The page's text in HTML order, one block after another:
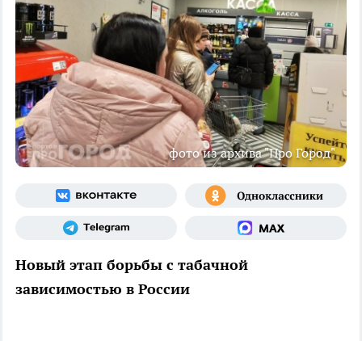
фото из архива "Про Город"
Новый этап борьбы с табачной
зависимостью в России